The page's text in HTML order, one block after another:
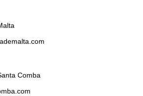
Comba